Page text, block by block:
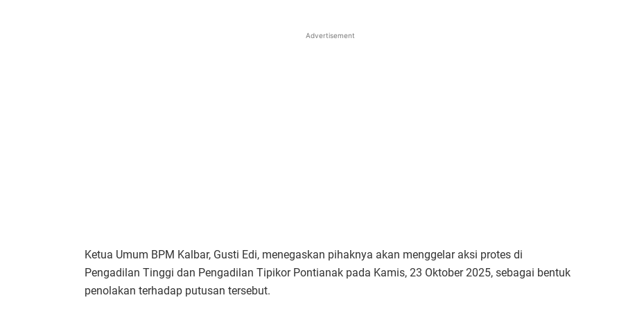
Advertisement
Ketua Umum BPM Kalbar, Gusti Edi, menegaskan pihaknya akan menggelar aksi protes di
Pengadilan Tinggi dan Pengadilan Tipikor Pontianak pada Kamis, 23 Oktober 2025, sebagai bentuk
penolakan terhadap putusan tersebut.